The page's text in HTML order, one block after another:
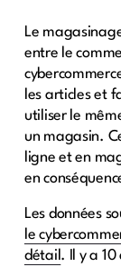
Le
entre le
les articles et
utiliser le
un magasin.
ligne et en
en
Les données
le
détail . Il y a